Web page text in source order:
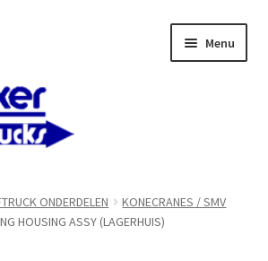
Menu
ONDERDELEN
KONECRANES / SMV
HOUSING ASSY (LAGERHUIS)